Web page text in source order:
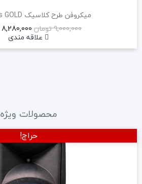
میکروفن طرح کلاسیک RETRO 60s GOLD
9,000,000 تومان
8,280,000 تومان
علاقه مندی
محصولات ویژه
حراج!